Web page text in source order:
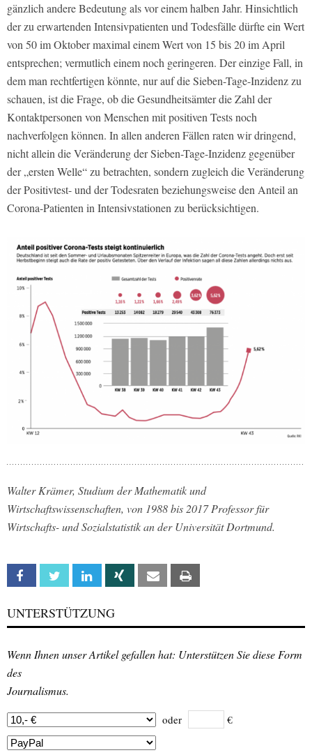
gänzlich andere Bedeutung als vor einem halben Jahr. Hinsichtlich
der zu erwartenden Intensivpatienten und Todesfälle dürfte ein Wert
von 50 im Oktober maximal einem Wert von 15 bis 20 im April
entsprechen; vermutlich einem noch geringeren. Der einzige Fall, in
dem man rechtfertigen könnte, nur auf die Sieben-Tage-Inzidenz zu
schauen, ist die Frage, ob die Gesundheitsämter die Zahl der
Kontaktpersonen von Menschen mit positiven Tests noch
nachverfolgen können. In allen anderen Fällen raten wir dringend,
nicht allein die Veränderung der Sieben-Tage-Inzidenz gegenüber
der „ersten Welle“ zu betrachten, sondern zugleich die Veränderung
der Positivtest- und der Todesraten beziehungsweise den Anteil an
Corona-Patienten in Intensivstationen zu berücksichtigen.
Walter Krämer, Studium der Mathematik und
Wirtschaftswissenschaften, von 1988 bis 2017 Professor für
Wirtschafts- und Sozialstatistik an der Universität Dortmund.
Facebook Twitter Linkedin Xing Email
UNTERSTÜTZUNG
Wenn Ihnen unser Artikel gefallen hat: Unterstützen Sie diese Form
des
Journalismus.
oder €